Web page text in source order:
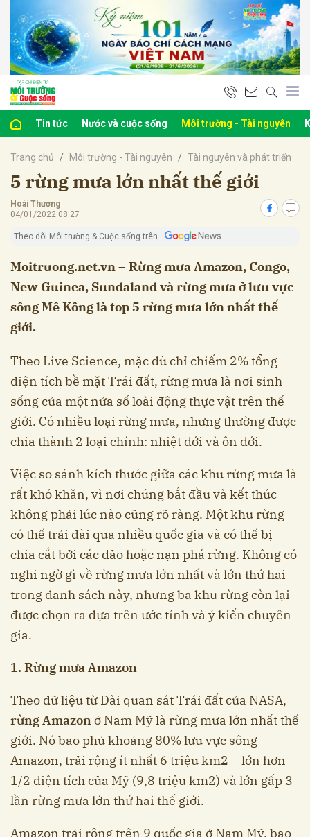
Tin tức Nước và cuộc sống Môi trường - Tài nguyên
Trang chủ Môi trường - Tài nguyên Tài nguyên và phát triển
5 rừng mưa lớn nhất thế giới
Hoài Thương
04/01/2022 08:27
Theo dõi Môi trường & Cuộc sống trên
Moitruong.net.vn – Rừng mưa Amazon, Congo,
New Guinea, Sundaland và rừng mưa ở lưu vực
sông Mê Kông là top 5 rừng mưa lớn nhất thế
giới.
Theo Live Science, mặc dù chỉ chiếm 2% tổng
diện tích bề mặt Trái đất, rừng mưa là nơi sinh
sống của một nửa số loài động thực vật trên thế
giới. Có nhiều loại rừng mưa, nhưng thường được
chia thành 2 loại chính: nhiệt đới và ôn đới.
Việc so sánh kích thước giữa các khu rừng mưa là
rất khó khăn, vì nơi chúng bắt đầu và kết thúc
không phải lúc nào cũng rõ ràng. Một khu rừng
có thể trải dài qua nhiều quốc gia và có thể bị
chia cắt bởi các đảo hoặc nạn phá rừng. Không có
nghi ngờ gì về rừng mưa lớn nhất và lớn thứ hai
trong danh sách này, nhưng ba khu rừng còn lại
được chọn ra dựa trên ước tính và ý kiến ​​chuyên
gia.
1. Rừng mưa Amazon
Theo dữ liệu từ Đài quan sát Trái đất của NASA,
rừng Amazonở Nam Mỹ là rừng mưa lớn nhất thế
giới. Nó bao phủ khoảng 80% lưu vực sông
Amazon, trải rộng ít nhất 6 triệu km2 – lớn hơn
1/2 diện tích của Mỹ (9,8 triệu km2) và lớn gấp 3
lần rừng mưa lớn thứ hai thế giới.
Amazon trải rộng trên 9 quốc gia ở Nam Mỹ, bao
luận